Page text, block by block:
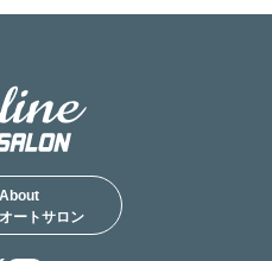
About
ートサロン